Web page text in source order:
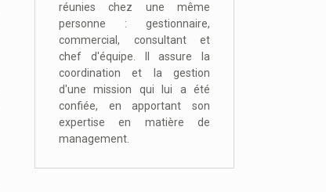
réunies chez une même
personne : gestionnaire,
commercial, consultant et
chef d'équipe. Il assure la
coordination et la gestion
d'une mission qui lui a été
confiée, en apportant son
expertise en matière de
management.